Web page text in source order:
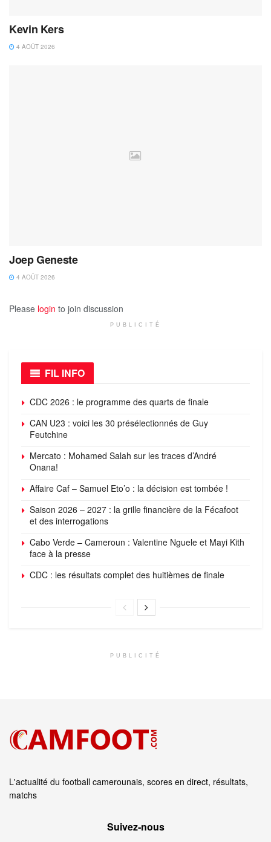
Kevin Kers
4 AOÛT 2026
Joep Geneste
4 AOÛT 2026
Please login to join discussion
PUBLICITÉ
FIL INFO
CDC 2026 : le programme des quarts de finale
CAN U23 : voici les 30 présélectionnés de Guy
Feutchine
Mercato : Mohamed Salah sur les traces d’André
Onana!
Affaire Caf – Samuel Eto’o : la décision est tombée !
Saison 2026 – 2027 : la grille financière de la Fécafoot
et des interrogations
Cabo Verde – Cameroun : Valentine Nguele et Mayi Kith
face à la presse
CDC : les résultats complet des huitièmes de finale
PUBLICITÉ
L'actualité du football camerounais, scores en direct, résultats,
matchs
Suivez‑nous